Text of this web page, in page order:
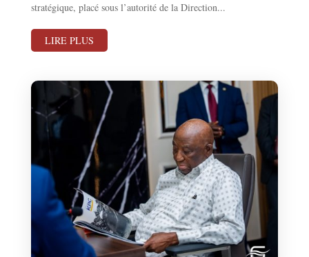
stratégique, placé sous l’autorité de la Direction...
LIRE PLUS